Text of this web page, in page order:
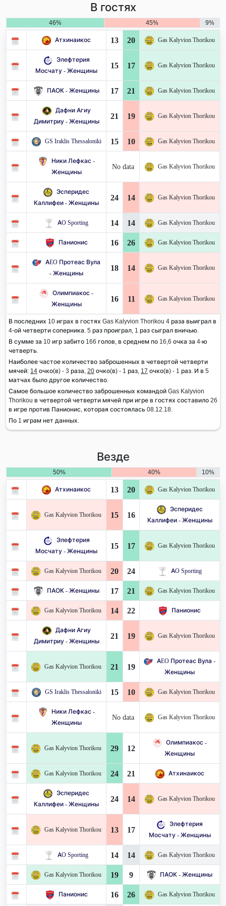
В гостях
46% 45% 9%
Атхинаикос 13 20 Gas Kalyvion Thorikou
Элефтерия
Мосчату - Женщины
15 17 Gas Kalyvion Thorikou
ПАОК - Женщины 17 21 Gas Kalyvion Thorikou
Дафни Агиу
Димитриу - Женщины
21 19 Gas Kalyvion Thorikou
GS Iraklis Thessaloniki 15 10 Gas Kalyvion Thorikou
Ники Лефкас -
Женщины
No data Gas Kalyvion Thorikou
Эсперидес
Каллифеи - Женщины
24 14 Gas Kalyvion Thorikou
AO Sporting 14 14 Gas Kalyvion Thorikou
Панионис 16 26 Gas Kalyvion Thorikou
AEO Протеас Вула
- Женщины
18 14 Gas Kalyvion Thorikou
Олимпиакос -
Женщины
16 11 Gas Kalyvion Thorikou
В последних 10 играх в гостях Gas Kalyvion Thorikou 4 раза выиграл в
4-ой четверти соперника. 5 раз проиграл, 1 раз сыграл вничью.
В сумме за 10 игр забито 166 голов, в среднем по 16,6 очка за 4-ю
четверть.
Наиболее частое количество заброшенных в четвертой четверти
мячей: 14 очко(в) - 3 раза, 20 очко(в) - 1 раз, 17 очко(в) - 1 раз. И в 5
матчах было другое количество.
Самое большое количество заброшенных командой Gas Kalyvion
Thorikou в четвертой четверти мячей при игре в гостях составило 26
в игре против Панионис, которая состоялась 08.12.18.
По 1 играм нет данных.
Везде
50% 40% 10%
Атхинаикос 13 20 Gas Kalyvion Thorikou
Gas Kalyvion Thorikou 15 16
Эсперидес
Каллифеи - Женщины
Элефтерия
Мосчату - Женщины
15 17 Gas Kalyvion Thorikou
Gas Kalyvion Thorikou 20 24 AO Sporting
ПАОК - Женщины 17 21 Gas Kalyvion Thorikou
Gas Kalyvion Thorikou 14 22 Панионис
Дафни Агиу
Димитриу - Женщины
21 19 Gas Kalyvion Thorikou
Gas Kalyvion Thorikou 21 19
AEO Протеас Вула -
Женщины
GS Iraklis Thessaloniki 15 10 Gas Kalyvion Thorikou
Ники Лефкас -
Женщины
No data Gas Kalyvion Thorikou
Gas Kalyvion Thorikou 29 12
Олимпиакос -
Женщины
Gas Kalyvion Thorikou 24 21 Атхинаикос
Эсперидес
Каллифеи - Женщины
24 14 Gas Kalyvion Thorikou
Gas Kalyvion Thorikou 13 17
Элефтерия
Мосчату - Женщины
AO Sporting 14 14 Gas Kalyvion Thorikou
Gas Kalyvion Thorikou 19 9 ПАОК - Женщины
Панионис 16 26 Gas Kalyvion Thorikou